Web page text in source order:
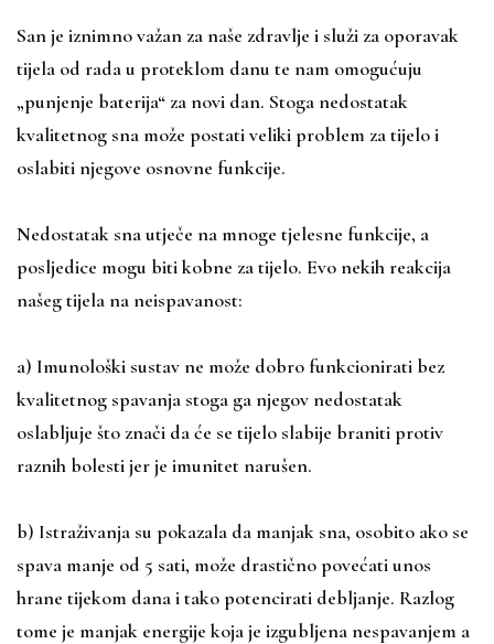
San je iznimno važan za naše zdravlje i služi za oporavak
tijela od rada u proteklom danu te nam omogućuju
„punjenje baterija“ za novi dan. Stoga nedostatak
kvalitetnog sna može postati veliki problem za tijelo i
oslabiti njegove osnovne funkcije.
Nedostatak sna utječe na mnoge tjelesne funkcije, a
posljedice mogu biti kobne za tijelo. Evo nekih reakcija
našeg tijela na neispavanost:
a) Imunološki sustav ne može dobro funkcionirati bez
kvalitetnog spavanja stoga ga njegov nedostatak
oslabljuje što znači da će se tijelo slabije braniti protiv
raznih bolesti jer je imunitet narušen.
b) Istraživanja su pokazala da manjak sna, osobito ako se
spava manje od 5 sati, može drastično povećati unos
hrane tijekom dana i tako potencirati debljanje. Razlog
tome je manjak energije koja je izgubljena nespavanjem a